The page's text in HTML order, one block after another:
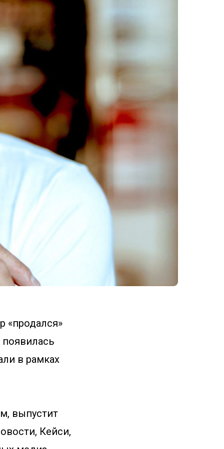
«продался»
появилась
в рамках
выпустит
Кейси,